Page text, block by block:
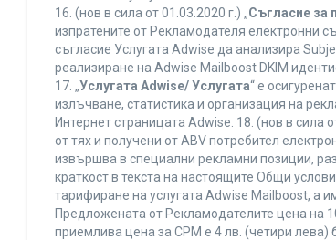
16. (нов в сила от 01.03.2020 г.) „Съгласие за
изпратените от Рекламодателя електронни
съгласие Услугата Adwise да анализира
реализиране на Adwise Mailboost DKIM
17. „Услугата Adwise/ Услугата“ е
излъчване, статистика и организация на
Интернет страницата Adwise. 18. (нов в сила
от тях и получени от ABV потребител
извършва в специални рекламни позиции,
краткост в текста на настоящите Общи
тарифиране на услугата Adwise Mailboost, а
Предложената от Рекламодателите цена на
приемлива цена за CPM е 4 лв. (четири